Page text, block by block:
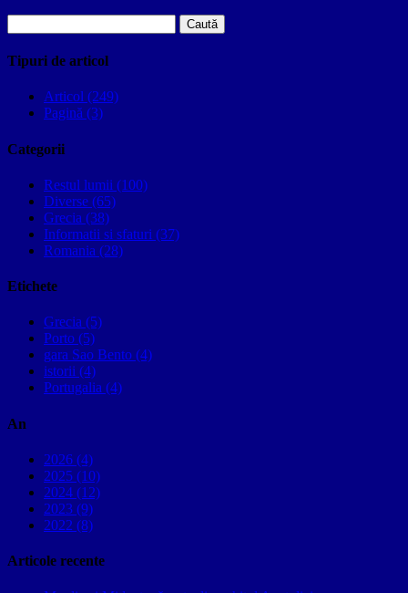
după:
Tipuri de articol
Articol (249)
Pagină (3)
Categorii
Restul lumii (100)
Diverse (65)
Grecia (38)
Informatii si sfaturi (37)
Romania (28)
Etichete
Grecia (5)
Porto (5)
gara Sao Bento (4)
istorii (4)
Portugalia (4)
An
2026 (4)
2025 (10)
2024 (12)
2023 (9)
2022 (8)
Articole recente